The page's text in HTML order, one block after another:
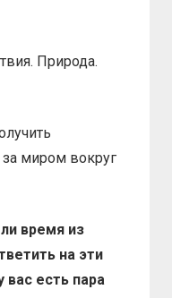
Природа.
миром вокруг
время из
на эти
есть пара